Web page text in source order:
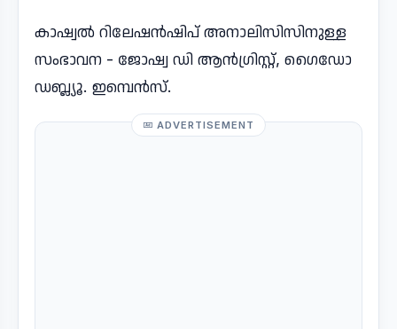
കാഷ്വല്‍ റിലേഷന്‍ഷിപ് അനാലിസിസിനുള്ള
സംഭാവന - ജോഷ്വ ഡി ആന്‍ഗ്രിസ്റ്റ്, ഗൈഡോ
ഡബ്ല്യൂ. ഇമ്പെന്‍സ്.
ADVERTISEMENT